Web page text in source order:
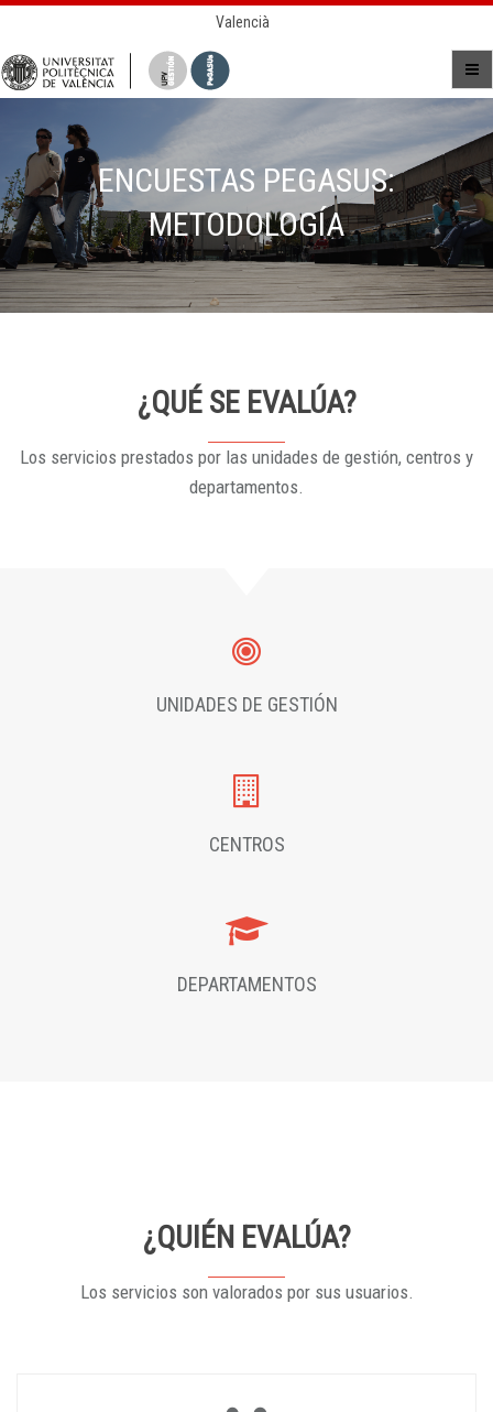
Valencià
ENCUESTAS PEGASUS:
METODOLOGÍA
¿QUÉ SE EVALÚA?
Los servicios prestados por las unidades de gestión, centros y
departamentos.
UNIDADES DE GESTIÓN
CENTROS
DEPARTAMENTOS
¿QUIÉN EVALÚA?
Los servicios son valorados por sus usuarios.